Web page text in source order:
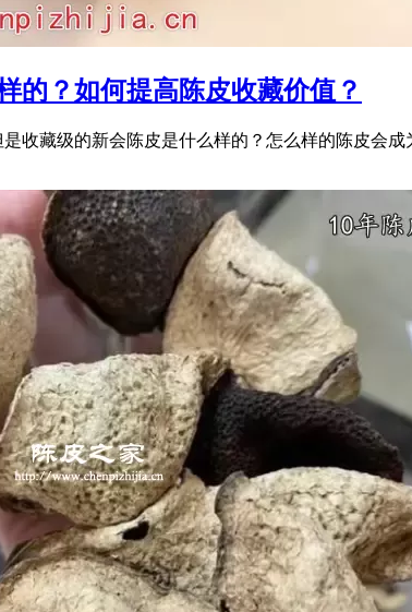
的？如何提高陈皮收藏价值？
收藏级的新会陈皮是什么样的？怎么样的陈皮会